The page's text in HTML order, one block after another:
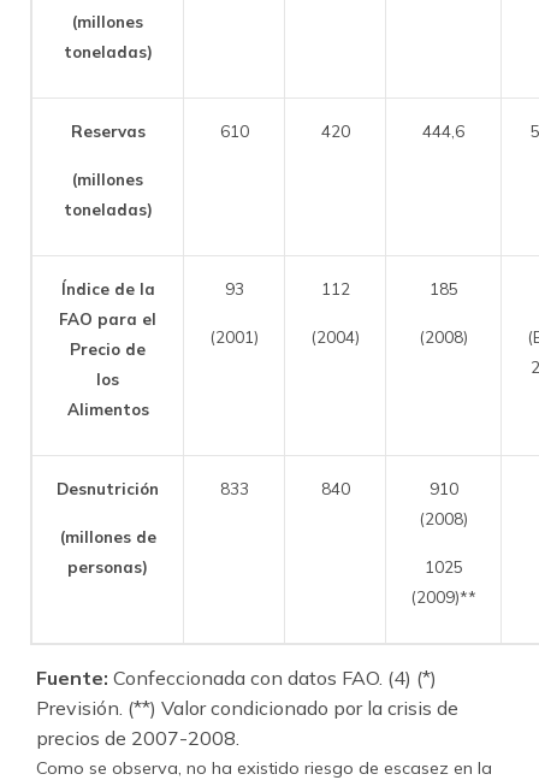
(millones
toneladas)
Reservas
(millones
toneladas)
610 420 444,6
Índice de la
FAO para el
Precio de
los
Alimentos
93
(2001)
112
(2004)
185
(2008)
Desnutrición
(millones de
personas)
833 840
910
(2008)
1025
(2009)**
Fuente: Confeccionada con datos FAO. (4) (*)
Previsión. (**) Valor condicionado por la crisis de
precios de 2007-2008.
Como se observa, no ha existido riesgo de escasez en la